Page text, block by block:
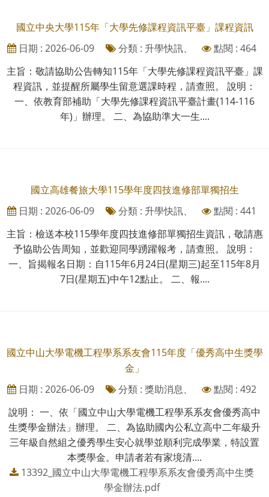
國立中央大學115年「大學先修課程資訊平臺」課程資訊
日期 : 2026-06-09
分類 : 升學快訊、
點閱 : 464
主旨：敬請協助公告轉知115年「大學先修課程資訊平臺」課
程資訊，並提醒所屬學生留意選課時程，請查照。 說明：
一、依教育部補助「大學先修課程資訊平臺計畫(114-116
年)」辦理。 二、為協助準大一生....
國立高雄餐旅大學115學年度四技進修部單獨招生
日期 : 2026-06-09
分類 : 升學快訊、
點閱 : 441
主旨：檢送本校115學年度四技進修部單獨招生資訊，敬請惠
予協助公告周知，並歡迎同學踴躍報考，請查照。 說明：
一、旨揭報名日期：自115年6月24日(星期三)起至115年8月
7日(星期五)中午12點止。 二、報....
國立中山大學電機工程學系系友會115年度「優秀高中生獎學
金」
日期 : 2026-06-09
分類 : 獎助消息、
點閱 : 492
說明： 一、依「國立中山大學電機工程學系系友會優秀高中
生獎學金辦法」辦理。 二、為協助國內公私立高中二年級升
三年級自然組之優秀學生安心就學並順利完成學業，特設置
本獎學金。申請者若有家境清....
13392_國立中山大學電機工程學系系友會優秀高中生獎
學金辦法.pdf